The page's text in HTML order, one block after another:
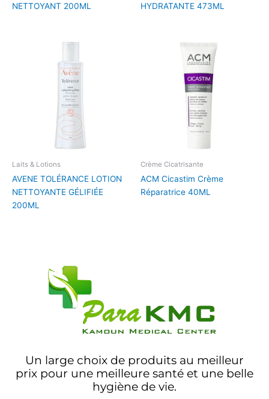
NETTOYANT 200ML
HYDRATANTE 473ML
Laits & Lotions
AVENE TOLÉRANCE LOTION
NETTOYANTE GÉLIFIÉE
200ML
Crème Cicatrisante
ACM Cicastim Crème
Réparatrice 40ML
Un large choix de produits au meilleur
prix pour une meilleure santé et une belle
hygiène de vie.